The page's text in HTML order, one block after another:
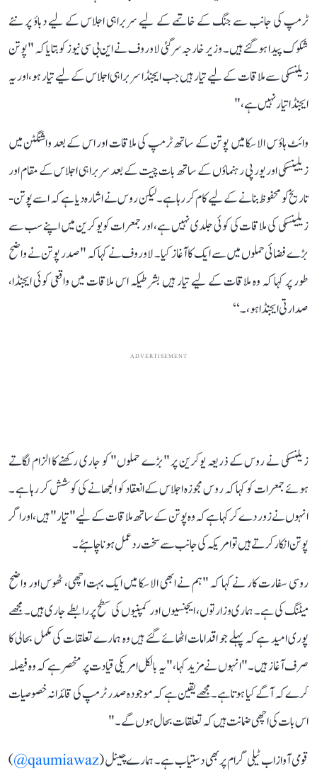
ٹرمپ کی جانب سے جنگ کے خاتمے کے لیے سربراہی اجلاس کے لیے دباؤ پر نئے
شکوک پیدا ہو گئے ہیں۔ وزیر خارجہ سرگئی لاوروف نے این بی سی نیوز کو بتایا کہ "پوتن
زیلنسکی سے ملاقات کے لیے تیار ہیں جب ایجنڈا سربراہی اجلاس کے لیے تیار ہو، اور یہ
ایجنڈا تیار نہیں ہے،"
وائٹ ہاؤس الاسکا میں پوتن کے ساتھ ٹرمپ کی ملاقات اور اس کے بعد واشنگٹن میں
زیلینسکی اور یورپی رہنماؤں کے ساتھ بات چیت کے بعد سربراہی اجلاس کے مقام اور
تاریخ کو محفوظ بنانے کے لیے کام کر رہا ہے۔ لیکن روس نے اشارہ دیا ہے کہ اسے پوتن-
زیلینسکی کی ملاقات کی کوئی جلدی نہیں ہے، اور جمعرات کو یوکرین میں اپنے سب سے
بڑے فضائی حملوں میں سے ایک کا آغاز کیا۔ لاوروف نے کہا کہ "صدر پوتن نے واضح
طور پر کہا کہ وہ ملاقات کے لیے تیار ہیں بشرطیکہ اس ملاقات میں واقعی کوئی ایجنڈا،
صدارتی ایجنڈا ہو،۔‘‘
ADVERTISEMENT
زیلنسکی نے روس کے ذریعہ یوکرین پر "بڑے حملوں" کو جاری رکھنے کا الزام لگاتے
ہوئے جمعرات کو کہا کہ روس مجوزہ اجلاس کے انعقاد کو الجھانے کی کوشش کر رہا ہے ۔
انہوں نے زور دے کر کہا ہے کہ وہ پوتن کے ساتھ ملاقات کے لیے "تیار" ہیں، اور اگر
پوتن انکار کرتے ہیں تو امریکہ کی جانب سے سخت رد عمل ہونا چاہئے۔
روسی سفارت کار نے کہا کہ "ہم نے ابھی الاسکا میں ایک بہت اچھی، ٹھوس اور واضح
میٹنگ کی ہے۔ ہماری وزارتوں، ایجنسیوں اور کمپنیوں کی سطح پر رابطے جاری ہیں۔ مجھے
پوری امید ہے کہ پہلے جو اقدامات اٹھائے گئے ہیں وہ ہمارے تعلقات کی مکمل بحالی کا
صرف آغاز ہیں۔" انہوں نے مزید کہا، "یہ بالکل امریکی قیادت پر منحصر ہے کہ وہ فیصلہ
کرے کہ آگے کیا ہوتا ہے۔ مجھے یقین ہے کہ موجودہ صدر ٹرمپ کی قائدانہ خصوصیات
اس بات کی اچھی ضمانت ہیں کہ تعلقات بحال ہوں گے۔"
قومی آواز اب ٹیلی گرام پر بھی دستیاب ہے۔ ہمارے چینل (qaumiawaz@
)